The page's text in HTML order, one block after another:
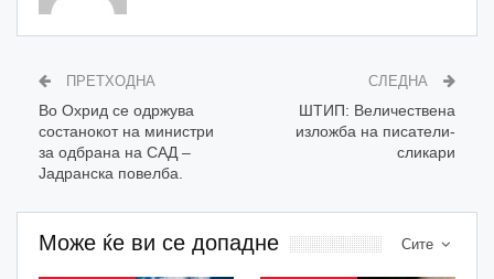
ПРЕТХОДНА
Во Охрид се одржува
состанокот на министри
за одбрана на САД –
Јадранска повелба.
СЛЕДНА
ШТИП: Величествена
изложба на писатели-
сликари
Сите
Може ќе ви се допадне